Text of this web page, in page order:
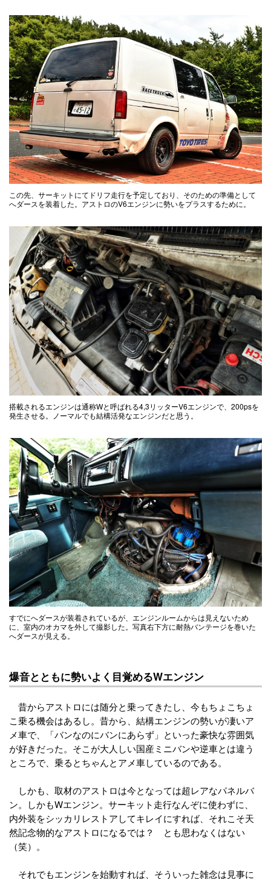
この先、サーキットにてドリフ走行を予定しており、そのための準備として
へダースを装着した。アストロのV6エンジンに勢いをプラスするために。
搭載されるエンジンは通称Wと呼ばれる4,3リッターV6エンジンで、200psを
発生させる。ノーマルでも結構活発なエンジンだと思う。
すでにへダースが装着されているが、エンジンルームからは見えないため
に、室内のオカマを外して撮影した。写真右下方に耐熱バンテージを巻いた
へダースが見える。
爆音とともに勢いよく目覚めるWエンジン
昔からアストロには随分と乗ってきたし、今もちょこちょ
こ乗る機会はあるし。昔から、結構エンジンの勢いが凄いア
メ車で、「バンなのにバンにあらず」といった豪快な雰囲気
が好きだった。そこが大人しい国産ミニバンや逆車とは違う
ところで、乗るとちゃんとアメ車しているのである。
しかも、取材のアストロは今となっては超レアなパネルバ
ン。しかもWエンジン。サーキット走行なんぞに使わずに、
内外装をシッカリレストアしてキレイにすれば、それこそ天
然記念物的なアストロになるでは？ とも思わなくはない
（笑）。
それでもエンジンを始動すれば、そういった雑念は見事に